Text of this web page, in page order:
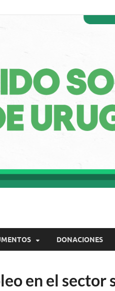
de
DONACIONES
en el sector